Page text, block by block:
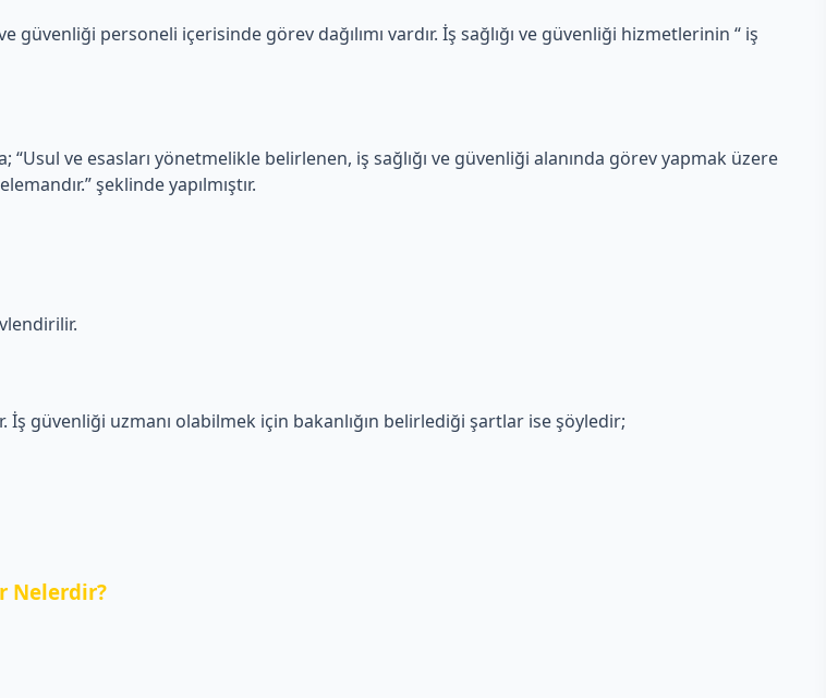
güvenliği personeli içerisinde görev dağılımı vardır. İş sağlığı ve güvenliği hizmetlerinin “ iş
“Usul ve esasları yönetmelikle belirlenen, iş sağlığı ve güvenliği alanında görev yapmak üzere
şeklinde yapılmıştır.
İş güvenliği uzmanı olabilmek için bakanlığın belirlediği şartlar ise şöyledir;
Nelerdir?